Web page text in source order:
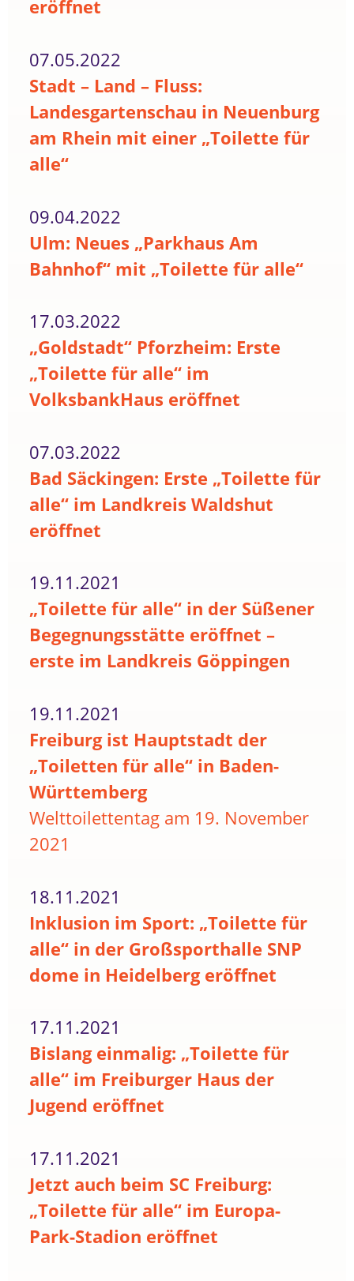
eröffnet
07.05.2022
Stadt – Land – Fluss:
Landesgartenschau in Neuenburg
am Rhein mit einer „Toilette für
alle“
09.04.2022
Ulm: Neues „Parkhaus Am
Bahnhof“ mit „Toilette für alle“
17.03.2022
„Goldstadt“ Pforzheim: Erste
„Toilette für alle“ im
VolksbankHaus eröffnet
07.03.2022
Bad Säckingen: Erste „Toilette für
alle“ im Landkreis Waldshut
eröffnet
19.11.2021
„Toilette für alle“ in der Süßener
Begegnungsstätte eröffnet –
erste im Landkreis Göppingen
19.11.2021
Freiburg ist Hauptstadt der
„Toiletten für alle“ in Baden-
Württemberg
Welttoilettentag am 19. November
2021
18.11.2021
Inklusion im Sport: „Toilette für
alle“ in der Großsporthalle SNP
dome in Heidelberg eröffnet
17.11.2021
Bislang einmalig: „Toilette für
alle“ im Freiburger Haus der
Jugend eröffnet
17.11.2021
Jetzt auch beim SC Freiburg:
„Toilette für alle“ im Europa-
Park-Stadion eröffnet